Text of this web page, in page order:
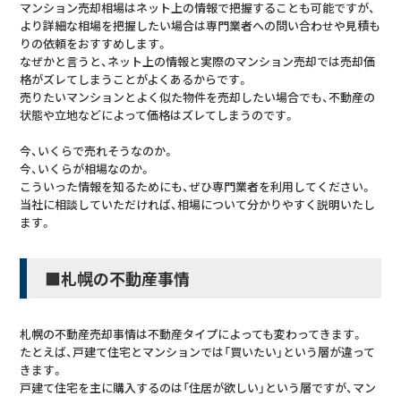
マンション売却相場はネット上の情報で把握することも可能ですが、
より詳細な相場を把握したい場合は専門業者への問い合わせや見積も
りの依頼をおすすめします。
なぜかと言うと、ネット上の情報と実際のマンション売却では売却価
格がズレてしまうことがよくあるからです。
売りたいマンションとよく似た物件を売却したい場合でも、不動産の
状態や立地などによって価格はズレてしまうのです。
今、いくらで売れそうなのか。
今、いくらが相場なのか。
こういった情報を知るためにも、ぜひ専門業者を利用してください。
当社に相談していただければ、相場について分かりやすく説明いたし
ます。
■札幌の不動産事情
札幌の不動産売却事情は不動産タイプによっても変わってきます。
たとえば、戸建て住宅とマンションでは「買いたい」という層が違って
きます。
戸建て住宅を主に購入するのは「住居が欲しい」という層ですが、マン